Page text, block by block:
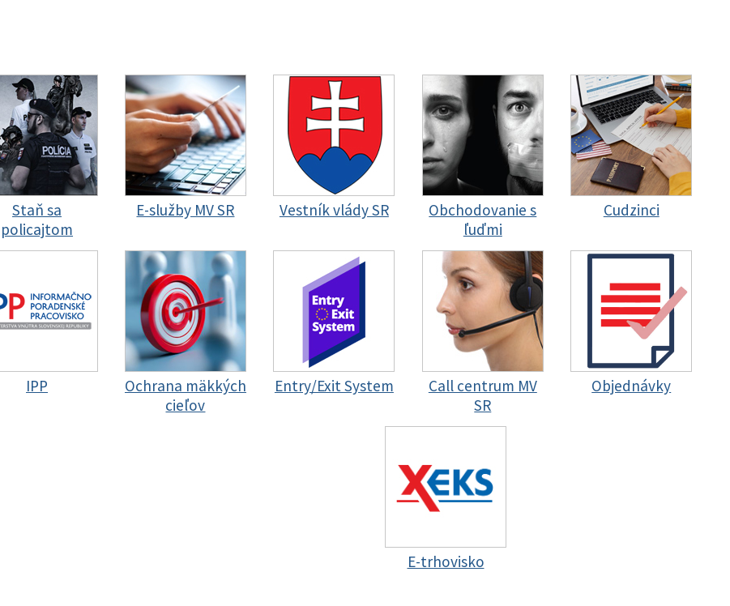
Staň sa
policajtom
E-služby MV SR Vestník vlády SR
Obchodovanie s
ľuďmi
Cudzinci
IPP
Ochrana mäkkých
cieľov
Entry/Exit System
Call centrum MV
SR
Objednávky
E-trhovisko